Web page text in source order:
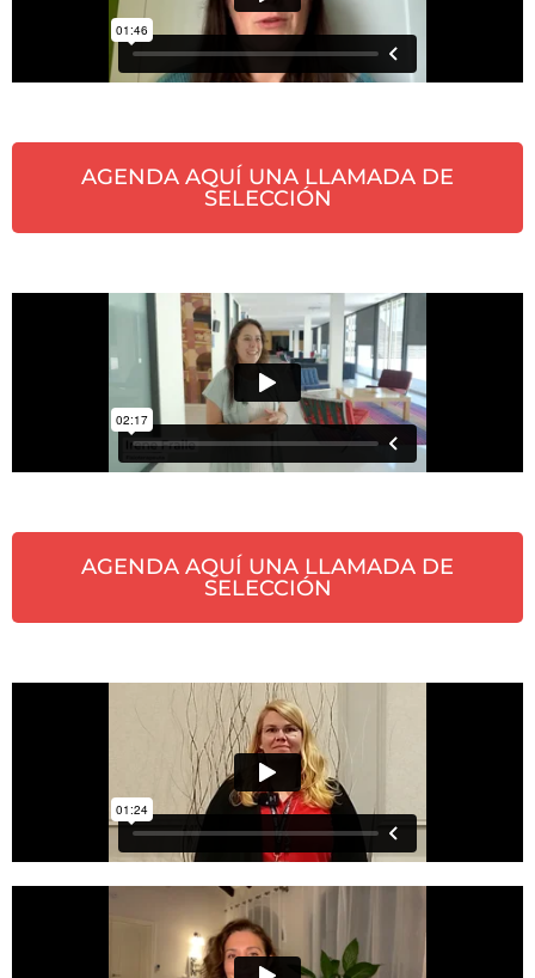
AGENDA AQUÍ UNA LLAMADA DE
SELECCIÓN
AGENDA AQUÍ UNA LLAMADA DE
SELECCIÓN